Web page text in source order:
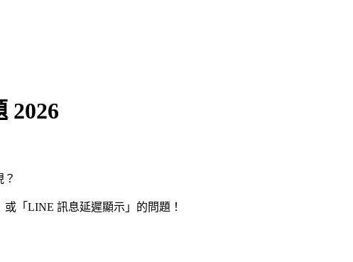
2026
「LINE 訊息延遲顯示」的問題！